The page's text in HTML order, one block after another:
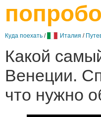
Куда поехать / Италия /
Какой
Венеции.
что нужно